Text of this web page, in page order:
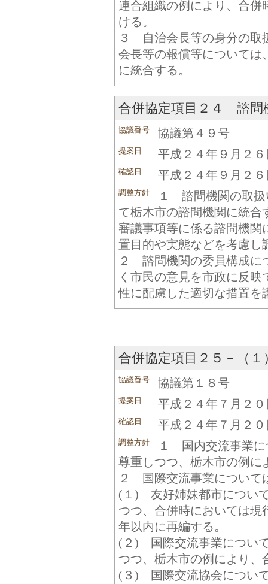
連合組織の例により、合併
ける。
３ 自治会長等の身分の取
会長等の報償等については
に統合する。
合併協定項目２４ 諮問
協議番号 協議第４９号
提案日 平成２４年９月２６
確認日 平成２４年９月２６
調整方針
１ 諮問機関の取扱
て栃木市の諮問機関に統合
審議事項等に係る諮問機関
置目的や実態などを考慮し
２ 諮問機関の委員構成に
く市民の意見を市政に反
性に配慮した適切な措置を
合併協定項目２５－（
協議番号 協議第１８号
提案日 平成２４年７月２０
確認日 平成２４年７月２０
調整方針
１ 国内交流事業に
尊重しつつ、栃木市の例に
２ 国際交流事業について
(１) 友好姉妹都市につい
つつ、合併時においては現
年以内に再編する。
(２) 国際交流事業につい
つつ、栃木市の例により、
(３) 国際交流協会につい